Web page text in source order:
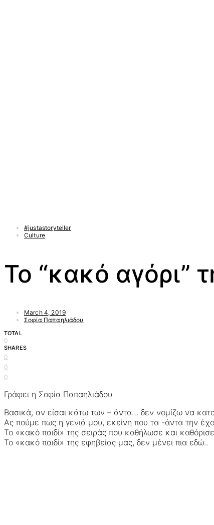
#justastoryteller
Culture
Το “κακό αγόρι”
March 4, 2019
Σοφία Παπαηλιάδου
TOTAL
0
SHARES
0
0
0
Γράφει η Σοφία Παπαηλιάδου
Βασικά, αν είσαι κάτω των – άντα… δεν νομίζω να
Ας πούμε πως η γενιά μου, εκείνη που τα -άντα την
Το «κακό παιδί» της σειράς που καθήλωσε και
Το «κακό παιδί» της εφηβείας μας, δεν μένει πια εδώ..